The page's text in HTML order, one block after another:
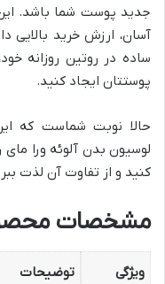
جدید پوست شما باشد.
آسان، ارزش خرید بالایی
ساده در روتین روزانه
پوستتان ایجاد کنید.
حالا نوبت شماست که
لوسیون بدن آلوئه ورا
کنید و از تفاوت آن لذت
مشخصات
ویژگی توضیحات